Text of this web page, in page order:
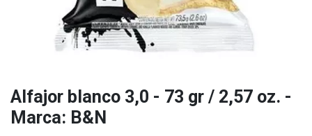
Alfajor blanco 3,0 - 73 gr / 2,57 oz. -
Marca: B&N